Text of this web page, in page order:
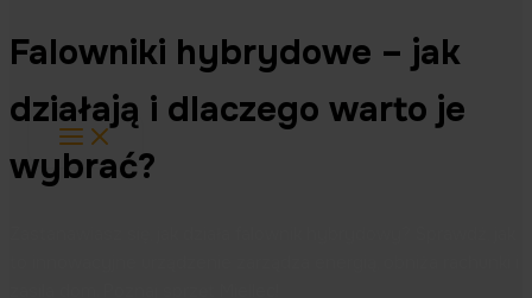
Falowniki hybrydowe – jak
działają i dlaczego warto je
wybrać?